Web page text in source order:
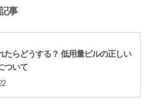
事
たらどうする？ 低用量ピルの正しい
ついて